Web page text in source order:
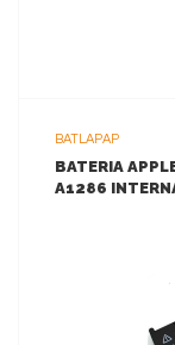
BATLAPAP
BATERIA
A1286